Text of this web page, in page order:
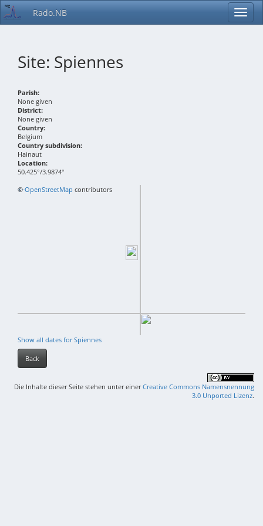
Rado.NB
Site: Spiennes
Parish:
None given
District:
None given
Country:
Belgium
Country subdivision:
Hainaut
Location:
50.425°/3.9874°
+−
©OpenStreetMap contributors
Show all dates for Spiennes
Back
Die Inhalte dieser Seite stehen unter einerCreative Commons Namensnennung
3.0 Unported Lizenz.